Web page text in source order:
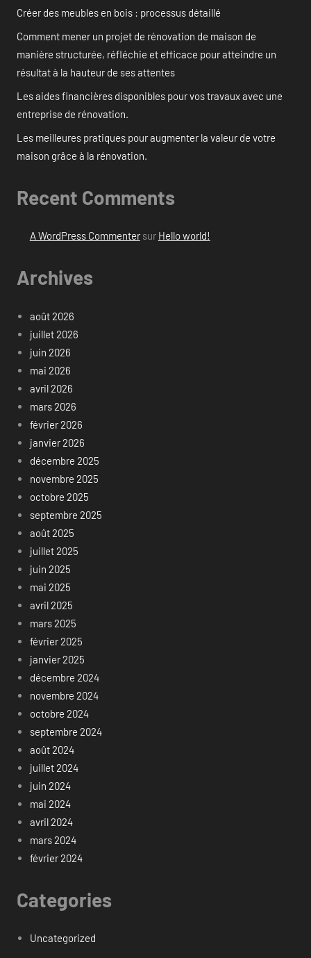
Créer des meubles en bois : processus détaillé
Comment mener un projet de rénovation de maison de
manière structurée, réfléchie et efficace pour atteindre un
résultat à la hauteur de ses attentes
Les aides financières disponibles pour vos travaux avec une
entreprise de rénovation.
Les meilleures pratiques pour augmenter la valeur de votre
maison grâce à la rénovation.
Recent Comments
A WordPress Commentersur Hello world!
Archives
août 2026
juillet 2026
juin 2026
mai 2026
avril 2026
mars 2026
février 2026
janvier 2026
décembre 2025
novembre 2025
octobre 2025
septembre 2025
août 2025
juillet 2025
juin 2025
mai 2025
avril 2025
mars 2025
février 2025
janvier 2025
décembre 2024
novembre 2024
octobre 2024
septembre 2024
août 2024
juillet 2024
juin 2024
mai 2024
avril 2024
mars 2024
février 2024
Categories
Uncategorized